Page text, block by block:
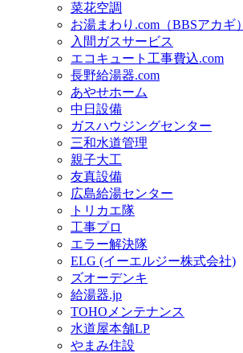
菜花空調
お湯まわり.com（BBSアカギ）
入間ガスサービス
エコキュート工事費込.com
長野給湯器.com
あやせホーム
中日設備
ガスハウジングセンター
三和水道管理
親子大工
友真設備
広島給湯センター
トリカエ隊
工事プロ
エラー解決隊
ELG (イーエルジー株式会社)
ズオーデンキ
給湯器.jp
TOHOメンテナンス
水道屋本舗LP
やまみ住設